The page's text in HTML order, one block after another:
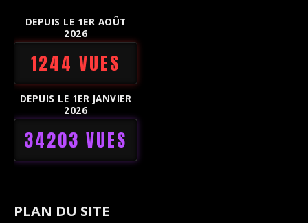
DEPUIS LE 1ER AOÛT
2026
1244 VUES
DEPUIS LE 1ER JANVIER
2026
34203 VUES
PLAN DU SITE